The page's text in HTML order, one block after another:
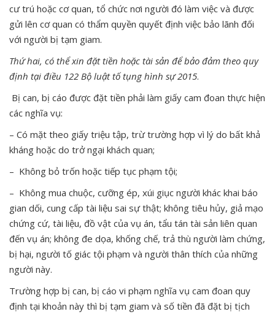
cư trú hoặc cơ quan, tổ chức nơi người đó làm việc và được
gửi lên cơ quan có thẩm quyền quyết định việc bảo lãnh đối
với người bị tạm giam.
Thứ hai, có thể xin đặt tiền hoặc tài sản để bảo đảm theo quy
định tại điều 122 Bộ luật tố tụng hình sự 2015.
Bị can, bị cáo được đặt tiền phải làm giấy cam đoan thực hiện
các nghĩa vụ:
– Có mặt theo giấy triệu tập, trừ trường hợp vì lý do bất khả
kháng hoặc do trở ngại khách quan;
– Không bỏ trốn hoặc tiếp tục phạm tội;
– Không mua chuộc, cưỡng ép, xúi giục người khác khai báo
gian dối, cung cấp tài liệu sai sự thật; không tiêu hủy, giả mạo
chứng cứ, tài liệu, đồ vật của vụ án, tẩu tán tài sản liên quan
đến vụ án; không đe dọa, khống chế, trả thù người làm chứng,
bị hại, người tố giác tội phạm và người thân thích của những
người này.
Trường hợp bị can, bị cáo vi phạm nghĩa vụ cam đoan quy
định tại khoản này thì bị tạm giam và số tiền đã đặt bị tịch